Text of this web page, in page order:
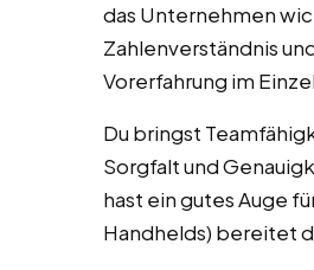
das Unternehmen
Zahlenverständnis
Vorerfahrung im
Du bringst
Sorgfalt und
hast ein gutes Auge
Handhelds) bereitet